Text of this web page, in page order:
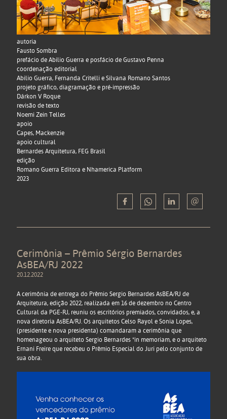
autoria
Fausto Sombra
prefácio de Abilio Guerra e posfácio de Gustavo Penna
coordenação editorial
Abilio Guerra, Fernanda Critelli e Silvana Romano Santos
projeto gráfico, diagramação e pré-impressão
Dárkon V Roque
revisão de texto
Noemi Zein Telles
apoio
Capes, Mackenzie
apoio cultural
Bernardes Arquitetura, FEG Brasil
edição
Romano Guerra Editora e Nhamerica Platform
2023
Cerimônia – Prêmio Sérgio Bernardes
AsBEA/RJ 2022
20.12.2022
A cerimônia de entrega do Prêmio Sergio Bernardes AsBEA/RJ de
Arquitetura, edição 2022, realizada em 16 de dezembro no Centro
Cultural da PGE-RJ, reuniu os escritórios premiados, convidados, e, a
nova diretoria AsBEA/RJ. Os arquitetos Celso Rayol e Sonia Lopes,
(presidente e nova presidenta) comandaram a cerimônia que
homenageou o arquiteto Sergio Bernardes *in memoriam, e o arquiteto
Ernani Freire que recebeu o Prêmio Especial do Juri pelo conjunto de
sua obra.